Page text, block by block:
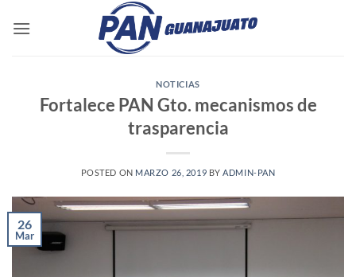
NOTICIAS
Fortalece PAN Gto. mecanismos de
trasparencia
POSTED ON MARZO 26, 2019 BY ADMIN-PAN
26
Mar